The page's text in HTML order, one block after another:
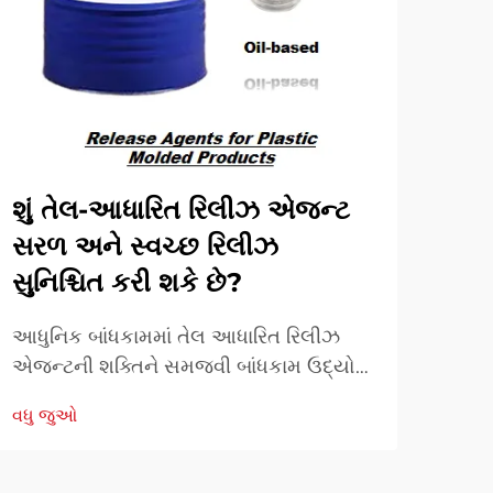
શું તેલ-આધારિત રિલીઝ એજન્ટ
સરળ અને સ્વચ્છ રિલીઝ
સુનિશ્ચિત કરી શકે છે?
આધુનિક બાંધકામમાં તેલ આધારિત રિલીઝ
એજન્ટની શક્તિને સમજવી બાંધકામ ઉદ્યોગ
ગુણવત્તા વધારવા માટે નવીન ઉકેલો શોધે છે.
વધુ જુઓ